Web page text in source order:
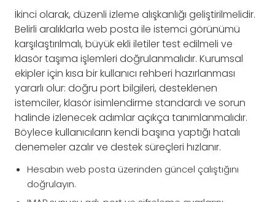
İkinci olarak, düzenli izleme alışkanlığı geliştirilmelidir.
Belirli aralıklarla web posta ile istemci görünümü
karşılaştırılmalı, büyük ekli iletiler test edilmeli ve
klasör taşıma işlemleri doğrulanmalıdır. Kurumsal
ekipler için kısa bir kullanıcı rehberi hazırlanması
yararlı olur: doğru port bilgileri, desteklenen
istemciler, klasör isimlendirme standardı ve sorun
halinde izlenecek adımlar açıkça tanımlanmalıdır.
Böylece kullanıcıların kendi başına yaptığı hatalı
denemeler azalır ve destek süreçleri hızlanır.
Hesabın web posta üzerinden güncel çalıştığını
doğrulayın.